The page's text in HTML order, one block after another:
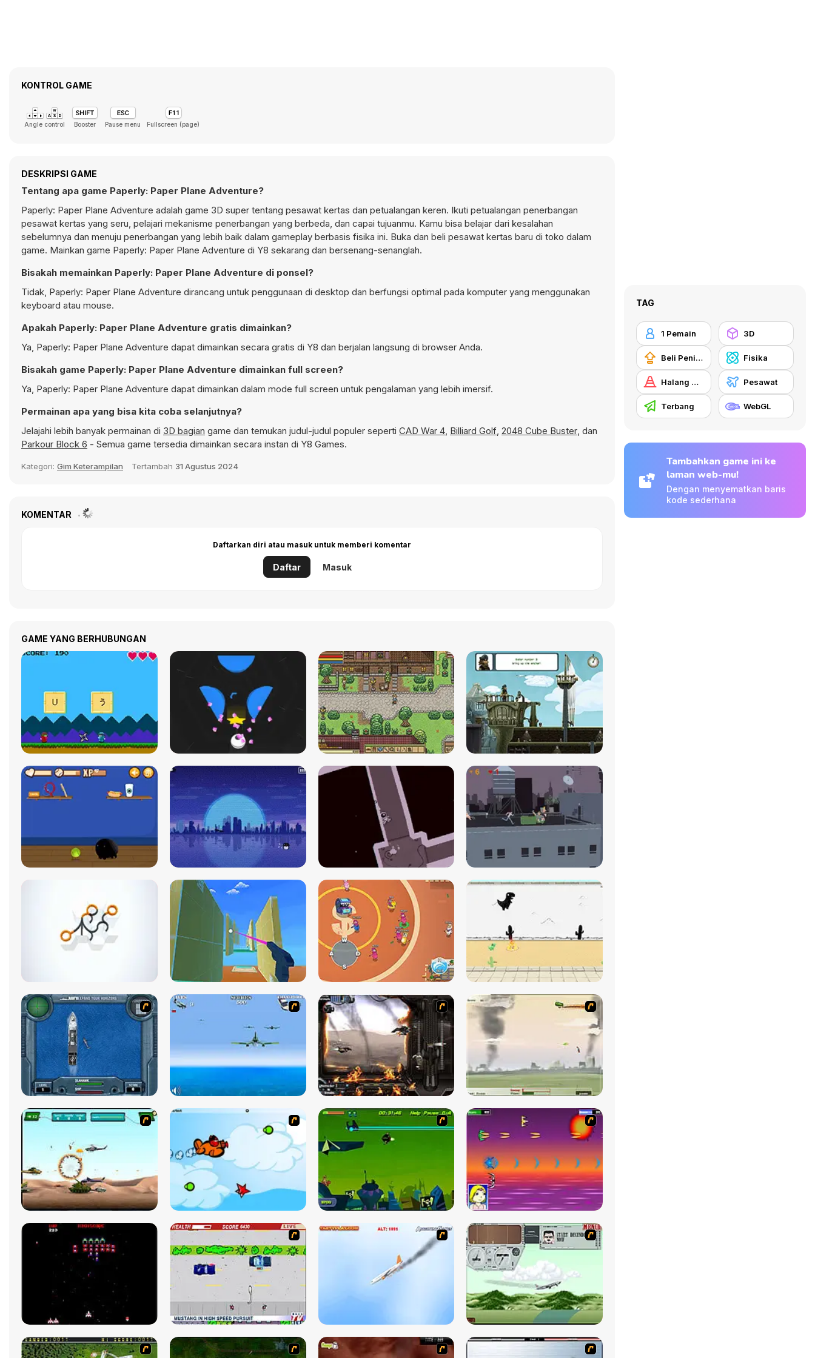
KONTROL GAME
Angle control Booster Pause menu Fullscreen (page)
DESKRIPSI GAME
Tentang apa game Paperly: Paper Plane Adventure?
Paperly: Paper Plane Adventure adalah game 3D super tentang pesawat kertas dan petualangan keren. Ikuti petualangan penerbangan
pesawat kertas yang seru, pelajari mekanisme penerbangan yang berbeda, dan capai tujuanmu. Kamu bisa belajar dari kesalahan
sebelumnya dan menuju penerbangan yang lebih baik dalam gameplay berbasis fisika ini. Buka dan beli pesawat kertas baru di toko dalam
game. Mainkan game Paperly: Paper Plane Adventure di Y8 sekarang dan bersenang-senanglah.
Bisakah memainkan Paperly: Paper Plane Adventure di ponsel?
Tidak, Paperly: Paper Plane Adventure dirancang untuk penggunaan di desktop dan berfungsi optimal pada komputer yang menggunakan
keyboard atau mouse.
Apakah Paperly: Paper Plane Adventure gratis dimainkan?
Ya, Paperly: Paper Plane Adventure dapat dimainkan secara gratis di Y8 dan berjalan langsung di browser Anda.
Bisakah game Paperly: Paper Plane Adventure dimainkan full screen?
Ya, Paperly: Paper Plane Adventure dapat dimainkan dalam mode full screen untuk pengalaman yang lebih imersif.
Permainan apa yang bisa kita coba selanjutnya?
Jelajahi lebih banyak permainan di 3D bagian game dan temukan judul-judul populer seperti CAD War 4, Billiard Golf, 2048 Cube Buster, dan
Parkour Block 6 - Semua game tersedia dimainkan secara instan di Y8 Games.
Kategori: Gim Keterampilan Tertambah 31 Agustus 2024
KOMENTAR
Daftarkan diri atau masuk untuk memberi komentar
Daftar Masuk
GAME YANG BERHUBUNGAN
TAG
1 Pemain 3D
Beli Peningkat Peralatan Fisika
Halang Rintang Pesawat
Terbang WebGL
Tambahkan game ini ke
laman web-mu!
Dengan menyematkan baris
kode sederhana